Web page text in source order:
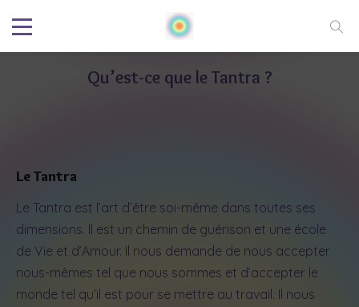
Qu’est-ce que le Tantra ?
Le Tantra
Le Tantra est l’art d’être soi-même dans toutes ses
dimensions. Il est un chemin de guérison et une école
de Vie et d’Amour. Il nous demande de nous accepter
nous-mêmes tel que nous sommes et d’accepter le
monde tel qu’il est pour se mettre au travail. Il nous